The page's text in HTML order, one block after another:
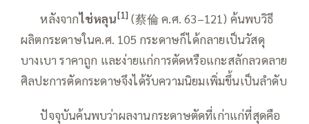
——หลังจากไช่หลุน[1] (蔡倫 ค.ศ. 63–121) ค้นพบวิธี
ผลิตกระดาษในค.ศ. 105 กระดาษก็ได้กลายเป็นวัสดุ
บางเบา ราคาถูก และง่ายแก่การตัดหรือแกะสลักลวดลาย
ศิลปะการตัดกระดาษจึงได้รับความนิยมเพิ่มขึ้นเป็นลำดับ
——ปัจจุบันค้นพบว่าผลงานกระดาษตัดที่เก่าแก่ที่สุดคือ